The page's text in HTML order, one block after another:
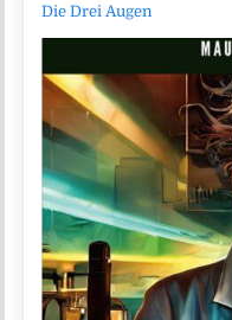
Die Drei Augen